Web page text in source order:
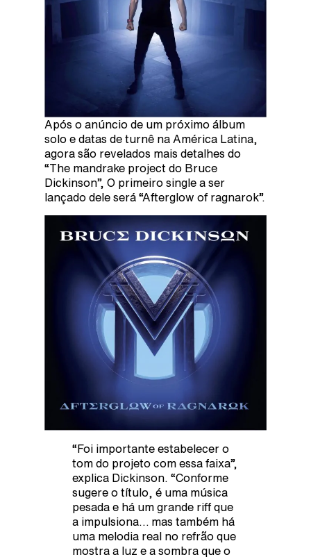
Após o anúncio de um próximo álbum
solo e datas de turnê na América Latina,
agora são revelados mais detalhes do
“The mandrake project do Bruce
Dickinson”, O primeiro single a ser
lançado dele será “Afterglow of ragnarok”.
“Foi importante estabelecer o
tom do projeto com essa faixa”,
explica Dickinson. “Conforme
sugere o título, é uma música
pesada e há um grande riff que
a impulsiona… mas também há
uma melodia real no refrão que
mostra a luz e a sombra que o